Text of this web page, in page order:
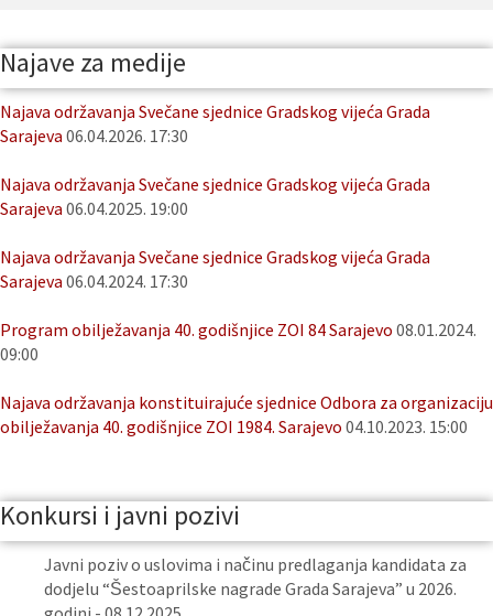
Najave za medije
Najava održavanja Svečane sjednice Gradskog vijeća Grada
Sarajeva 06.04.2026. 17:30
Najava održavanja Svečane sjednice Gradskog vijeća Grada
Sarajeva 06.04.2025. 19:00
Najava održavanja Svečane sjednice Gradskog vijeća Grada
Sarajeva 06.04.2024. 17:30
Program obilježavanja 40. godišnjice ZOI 84 Sarajevo 08.01.2024.
09:00
Najava održavanja konstituirajuće sjednice Odbora za organizaciju
obilježavanja 40. godišnjice ZOI 1984. Sarajevo 04.10.2023. 15:00
Konkursi i javni pozivi
Javni poziv o uslovima i načinu predlaganja kandidata za
dodjelu “Šestoaprilske nagrade Grada Sarajeva” u 2026.